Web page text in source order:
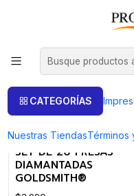
CATEGORÍAS
Nuestras TiendasTérminos
Inicio
Fresas
FILTROS
2208301
SET DE 20 FRESAS
DIAMANTADAS
GOLDSMITH®